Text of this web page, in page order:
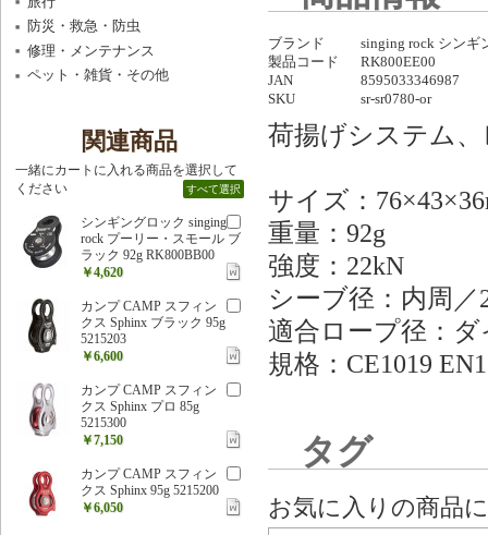
ブランド
singing rock シンギ
製品コード
RK800EE00
JAN
8595033346987
SKU
sr-sr0780-or
荷揚げシステム
サイズ：
重量：92g
強度：22kN
シーブ径：内周／
適合ロープ径：
規格：CE1019
タグ
お気に入りの商品
防災・救急・防虫
修理・メンテナンス
ペット・雑貨・その他
関連商品
一緒にカートに入れる商品を選択して
ください
すべて選択
シンギングロック singing
rock プーリー・スモール ブ
ラック 92g RK800BB00
￥4,620
カンプ CAMP スフィン
クス Sphinx ブラック 95g
5215203
￥6,600
カンプ CAMP スフィン
クス Sphinx プロ 85g
5215300
￥7,150
カンプ CAMP スフィン
クス Sphinx 95g 5215200
￥6,050